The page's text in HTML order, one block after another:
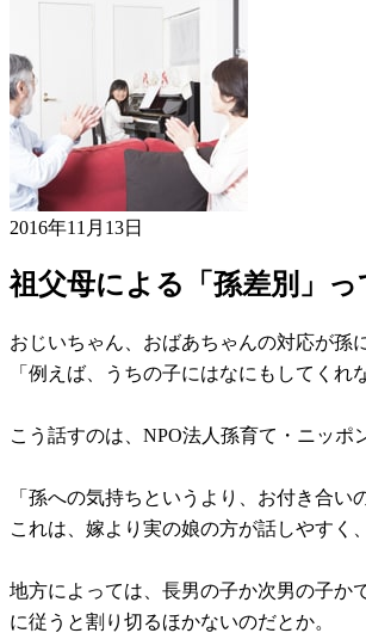
2016年11月13日
祖父母による「孫差別」っ
おじいちゃん、おばあちゃんの対応が
「例えば、うちの子にはなにもしてく
こう話すのは、NPO法人孫育て・ニッ
「孫への気持ちというより、お付き合
これは、嫁より実の娘の方が話しやす
地方によっては、長男の子か次男の子か
に従うと割り切るほかないのだとか。